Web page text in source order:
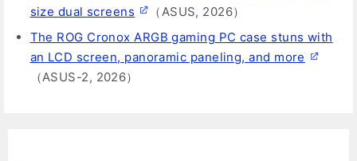
size dual screens
（ASUS, 2026）
The ROG Cronox ARGB gaming PC case stuns with
an LCD screen, panoramic paneling, and more
（ASUS-2, 2026）